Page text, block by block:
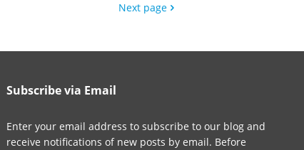
Next page
Subscribe via Email
Enter your email address to subscribe to our blog and
receive notifications of new posts by email. Before